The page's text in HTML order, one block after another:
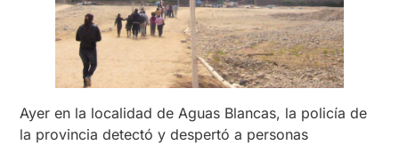
Ayer en la localidad de Aguas Blancas, la policía de
la provincia detectó y despertó a personas